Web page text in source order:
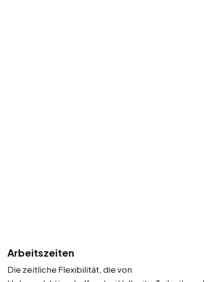
Arbeitszeiten
Die zeitliche Flexibilität, die von